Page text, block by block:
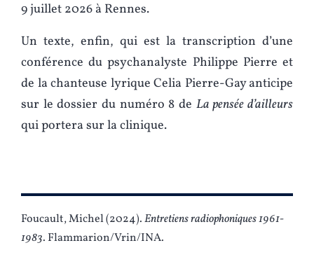
9 juillet 2026 à Rennes.
Un texte, enfin, qui est la transcription d’une
conférence du psychanalyste Philippe Pierre et
de la chanteuse lyrique Celia Pierre-Gay anticipe
sur le dossier du numéro 8 de La pensée d’ailleurs
qui portera sur la clinique.
Foucault, Michel (2024).Entretiens radiophoniques 1961-
1983. Flammarion/Vrin/INA.